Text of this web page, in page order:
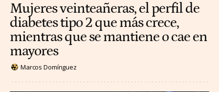
Mujeres veinteañeras, el perfil de
diabetes tipo 2 que más crece,
mientras que se mantiene o cae en
mayores
Marcos Domínguez